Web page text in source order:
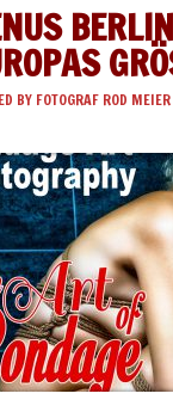
BY FOTOGRAF ROD MEIER